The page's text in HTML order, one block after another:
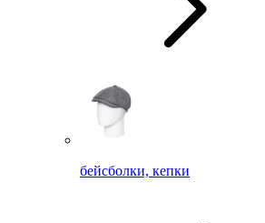
бейсболки, кепки